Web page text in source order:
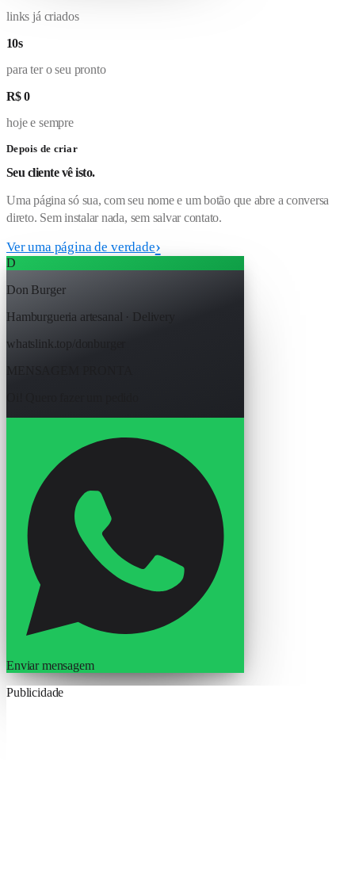
links já criados
10s
para ter o seu pronto
R$ 0
hoje e sempre
Depois de criar
Seu cliente vê isto.
Uma página só sua, com seu nome e um botão que abre a conversa
direto. Sem instalar nada, sem salvar contato.
Ver uma página de verdade
D
Don Burger
Hamburgueria artesanal · Delivery
whatslink.top/donburger
MENSAGEM PRONTA
Enviar mensagem
Publicidade